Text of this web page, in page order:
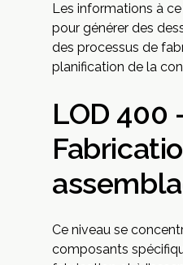
Les informations à
pour générer des
des processus de
planification de la
LOD 400
Ce niveau se
composants